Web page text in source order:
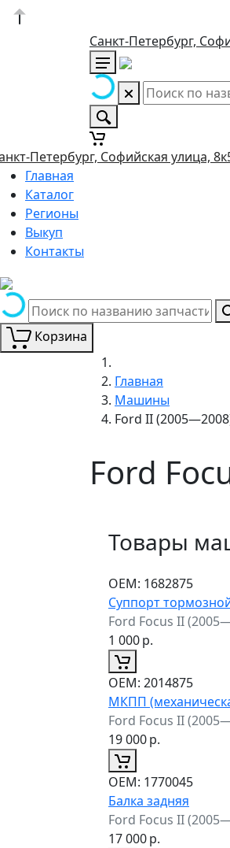
Санкт-Петербург,
Петербург, Софийская улица,
Главная
Каталог
Регионы
Выкуп
Контакты
Корзина
Главная
Машины
Ford II
Ford
Товары
ОЕМ: 1682875
Суппорт
Ford Focus II
1 000р.
ОЕМ: 2014875
МКПП
Ford Focus II
19 000р.
ОЕМ: 1770045
Балка задняя
Ford Focus II
17 000р.